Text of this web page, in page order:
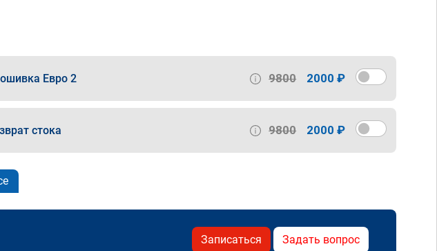
Евро 2 9800 2000 ₽
стока 9800 2000 ₽
Записаться Задать вопрос